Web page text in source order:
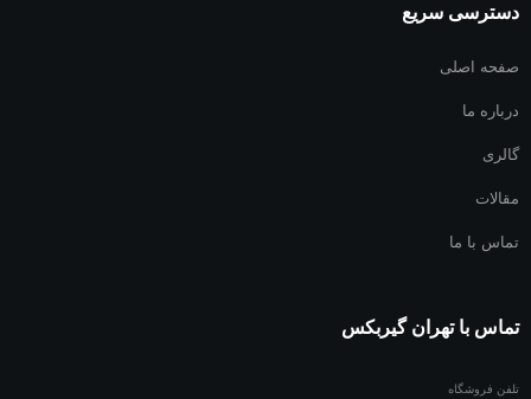
دسترسی سریع
صفحه اصلی
درباره ما
گالری
مقالات
تماس با ما
تماس با تهران گیربکس
تلفن فروشگاه